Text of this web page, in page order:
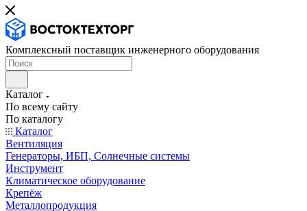
Комплексный поставщик инженерного оборудования
Каталог
По всему сайту
По каталогу
Каталог
Вентиляция
Генераторы, ИБП, Солнечные системы
Инструмент
Климатическое оборудование
Крепёж
Металлопродукция